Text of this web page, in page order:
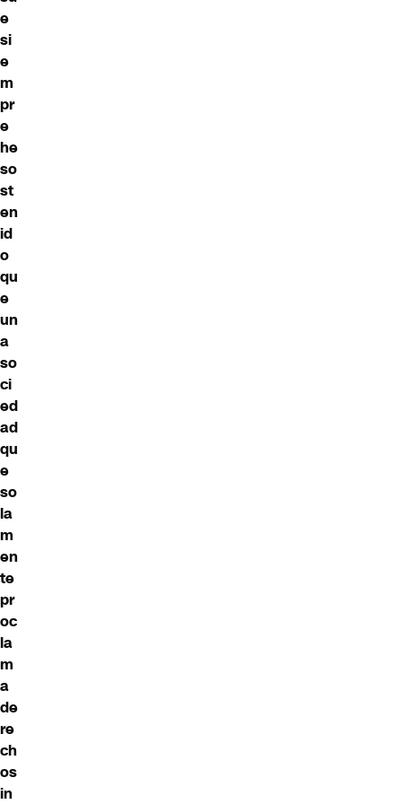
e
si
e
m
pr
e
he
so
st
en
id
o
qu
e
un
a
so
ci
ed
ad
qu
e
so
la
m
en
te
pr
oc
la
m
a
de
re
ch
os
in